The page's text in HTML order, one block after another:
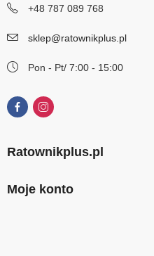
+48 787 089 768
sklep@ratownikplus.pl
Pon - Pt/ 7:00 - 15:00
Ratownikplus.pl
Moje konto